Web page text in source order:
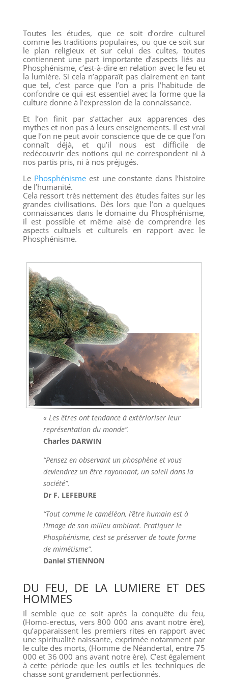
Toutes les études, que ce soit d’ordre culturel
comme les traditions populaires, ou que ce soit sur
le plan religieux et sur celui des cultes, toutes
contiennent une part importante d’aspects liés au
Phosphénisme, c’est-à-dire en relation avec le feu et
la lumière. Si cela n’apparaît pas clairement en tant
que tel, c’est parce que l’on a pris l’habitude de
confondre ce qui est essentiel avec la forme que la
culture donne à l’expression de la connaissance.
Et l’on finit par s’attacher aux apparences des
mythes et non pas à leurs enseignements. Il est vrai
que l’on ne peut avoir conscience que de ce que l’on
connaît déjà, et qu’il nous est difficile de
redécouvrir des notions qui ne correspondent ni à
nos partis pris, ni à nos préjugés.
Le Phosphénismeest une constante dans l’histoire
de l’humanité.
Cela ressort très nettement des études faites sur les
grandes civilisations. Dès lors que l’on a quelques
connaissances dans le domaine du Phosphénisme,
il est possible et même aisé de comprendre les
aspects cultuels et culturels en rapport avec le
Phosphénisme.
« Les êtres ont tendance à extérioriser leur
représentation du monde”.
Charles DARWIN
“Pensez en observant un phosphène et vous
deviendrez un être rayonnant, un soleil dans la
société”.
Dr F. LEFEBURE
“Tout comme le caméléon, l’être humain est à
l’image de son milieu ambiant. Pratiquer le
Phosphénisme, c’est se préserver de toute forme
de mimétisme”.
Daniel STIENNON
DU FEU, DE LA LUMIERE ET DES
HOMMES
Il semble que ce soit après la conquête du feu,
(Homo-erectus, vers 800 000 ans avant notre ère),
qu’apparaissent les premiers rites en rapport avec
une spiritualité naissante, exprimée notamment par
le culte des morts, (Homme de Néandertal, entre 75
000 et 36 000 ans avant notre ère). C’est également
à cette période que les outils et les techniques de
chasse sont grandement perfectionnés.